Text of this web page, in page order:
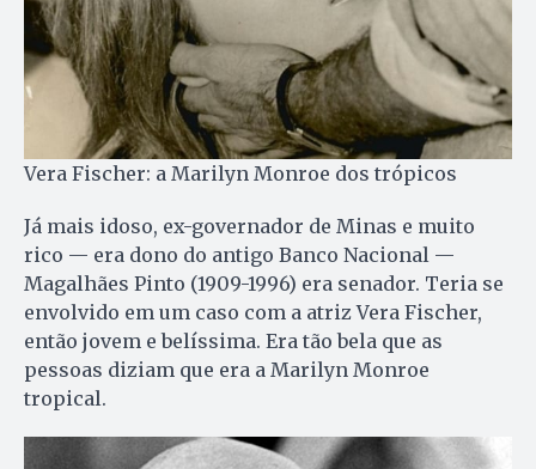
Vera Fischer: a Marilyn Monroe dos trópicos
Já mais idoso, ex-governador de Minas e muito
rico — era dono do antigo Banco Nacional —
Magalhães Pinto (1909-1996) era senador. Teria se
envolvido em um caso com a atriz Vera Fischer,
então jovem e belíssima. Era tão bela que as
pessoas diziam que era a Marilyn Monroe
tropical.